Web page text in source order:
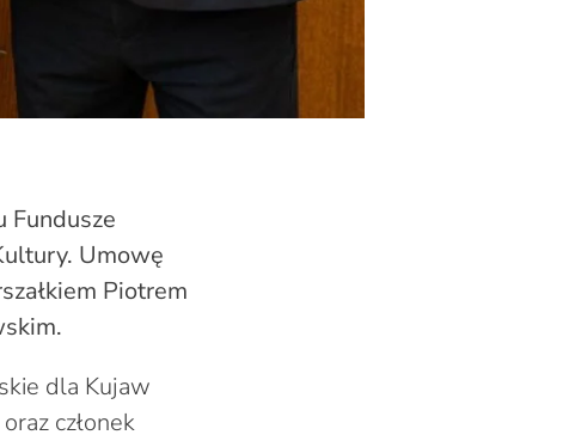
Fundusze
Umowę
Piotrem
dla Kujaw
członek